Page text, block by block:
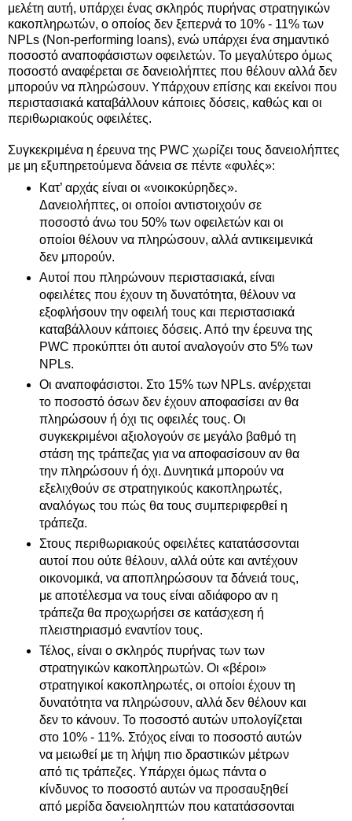
μελέτη αυτή, υπάρχει ένας σκληρός πυρήνας στρατηγικών
κακοπληρωτών, ο οποίος δεν ξεπερνά το 10% - 11% των
NPLs (Non-performing loans), ενώ υπάρχει ένα σημαντικό
ποσοστό αναποφάσιστων οφειλετών. Το μεγαλύτερο όμως
ποσοστό αναφέρεται σε δανειολήπτες που θέλουν αλλά δεν
μπορούν να πληρώσουν. Υπάρχουν επίσης και εκείνοι που
περιστασιακά καταβάλλουν κάποιες δόσεις, καθώς και οι
περιθωριακούς οφειλέτες.
Συγκεκριμένα η έρευνα της PWC χωρίζει τους δανειολήπτες
με μη εξυπηρετούμενα δάνεια σε πέντε «φυλές»:
Κατ’ αρχάς είναι οι «νοικοκύρηδες».
Δανειολήπτες, οι οποίοι αντιστοιχούν σε
ποσοστό άνω του 50% των οφειλετών και οι
οποίοι θέλουν να πληρώσουν, αλλά αντικειμενικά
δεν μπορούν.
Αυτοί που πληρώνουν περιστασιακά, είναι
οφειλέτες που έχουν τη δυνατότητα, θέλουν να
εξοφλήσουν την οφειλή τους και περιστασιακά
καταβάλλουν κάποιες δόσεις. Από την έρευνα της
PWC προκύπτει ότι αυτοί αναλογούν στο 5% των
NPLs.
Οι αναποφάσιστοι. Στο 15% των NPLs. ανέρχεται
το ποσοστό όσων δεν έχουν αποφασίσει αν θα
πληρώσουν ή όχι τις οφειλές τους. Οι
συγκεκριμένοι αξιολογούν σε μεγάλο βαθμό τη
στάση της τράπεζας για να αποφασίσουν αν θα
την πληρώσουν ή όχι. Δυνητικά μπορούν να
εξελιχθούν σε στρατηγικούς κακοπληρωτές,
αναλόγως του πώς θα τους συμπεριφερθεί η
τράπεζα.
Στους περιθωριακούς οφειλέτες κατατάσσονται
αυτοί που ούτε θέλουν, αλλά ούτε και αντέχουν
οικονομικά, να αποπληρώσουν τα δάνειά τους,
με αποτέλεσμα να τους είναι αδιάφορο αν η
τράπεζα θα προχωρήσει σε κατάσχεση ή
πλειστηριασμό εναντίον τους.
Τέλος, είναι ο σκληρός πυρήνας των των
στρατηγικών κακοπληρωτών. Οι «βέροι»
στρατηγικοί κακοπληρωτές, οι οποίοι έχουν τη
δυνατότητα να πληρώσουν, αλλά δεν θέλουν και
δεν το κάνουν. Το ποσοστό αυτών υπολογίζεται
στο 10% - 11%. Στόχος είναι το ποσοστό αυτών
να μειωθεί με τη λήψη πιο δραστικών μέτρων
από τις τράπεζες. Υπάρχει όμως πάντα ο
κίνδυνος το ποσοστό αυτών να προσαυξηθεί
από μερίδα δανειοληπτών που κατατάσσονται